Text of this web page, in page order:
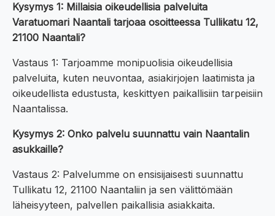
Kysymys 1: Millaisia oikeudellisia palveluita
Varatuomari Naantali tarjoaa osoitteessa Tullikatu 12,
21100 Naantali?
Vastaus 1: Tarjoamme monipuolisia oikeudellisia
palveluita, kuten neuvontaa, asiakirjojen laatimista ja
oikeudellista edustusta, keskittyen paikallisiin tarpeisiin
Naantalissa.
Kysymys 2: Onko palvelu suunnattu vain Naantalin
asukkaille?
Vastaus 2: Palvelumme on ensisijaisesti suunnattu
Tullikatu 12, 21100 Naantaliin ja sen välittömään
läheisyyteen, palvellen paikallisia asiakkaita.